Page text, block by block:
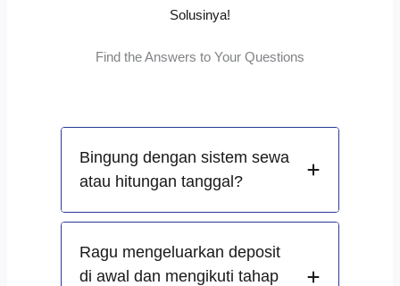
Solusinya!
Find the Answers to Your Questions
Bingung dengan sistem sewa
atau hitungan tanggal?
Ragu mengeluarkan deposit
di awal dan mengikuti tahap